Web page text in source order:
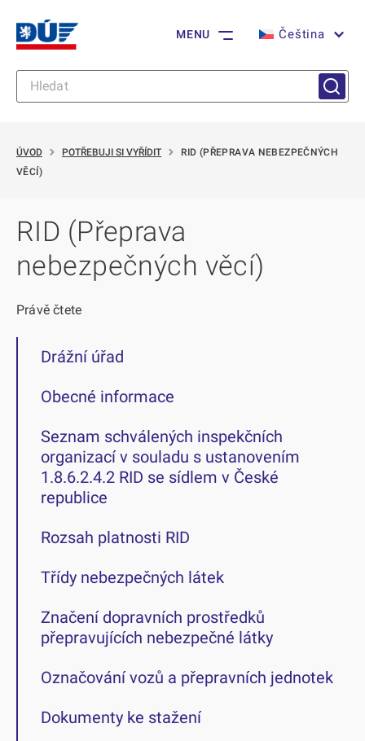
MENU Čeština
ÚVOD POTŘEBUJI SI VYŘÍDIT
RID (PŘEPRAVA NEBEZPEČNÝCH
VĚCÍ)
RID (Přeprava
nebezpečných věcí)
Právě čtete
Drážní úřad
Obecné informace
Seznam schválených inspekčních
organizací v souladu s ustanovením
1.8.6.2.4.2 RID se sídlem v České
republice
Rozsah platnosti RID
Třídy nebezpečných látek
Značení dopravních prostředků
přepravujících nebezpečné látky
Označování vozů a přepravních jednotek
Dokumenty ke stažení